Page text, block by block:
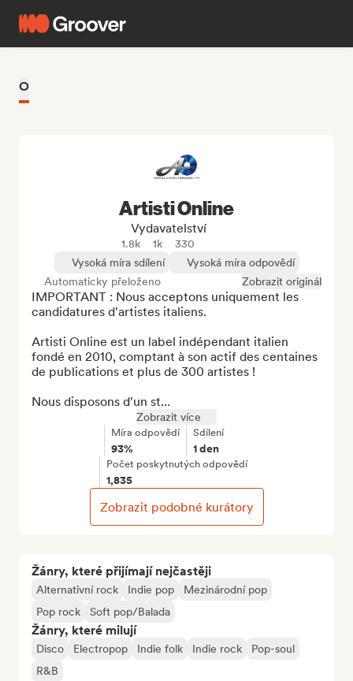
O
Žánry, které přijímají nejčastěji
Alternativní rock Indie pop
Mezinárodní pop
Pop rock
Soft pop/Balada
Žánry, které milují
Disco Electropop Indie folk Indie rock
Pop-soul
R&B
Artisti Online
Vydavatelství
1.8k 1k
330
Vysoká míra sdílení
Vysoká míra odpovědí
Automaticky přeloženo
Zobrazit originál
IMPORTANT : Nous acceptons uniquement les
candidatures d'artistes italiens.
Artisti Online est un label indépendant italien
fondé en 2010, comptant à son actif des centaines
de publications et plus de 300 artistes !
Nous disposons d'un st...
Zobrazit více
Míra odpovědí
93%
Sdílení
1 den
Počet poskytnutých odpovědí
1,835
Zobrazit podobné kurátory